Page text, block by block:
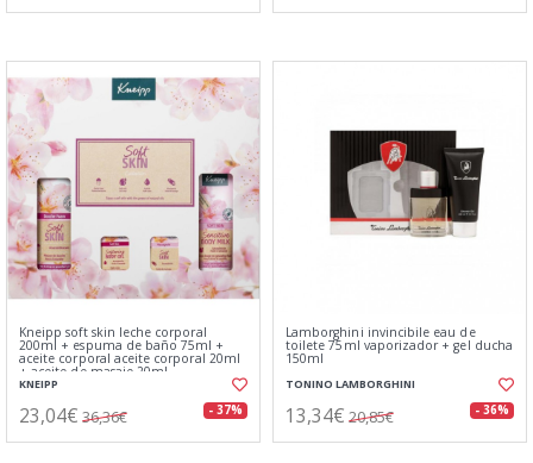
Kneipp soft skin leche corporal
200ml + espuma de baño 75ml +
aceite corporal aceite corporal 20ml
+ aceite de masaje 20ml
KNEIPP
23,04€ 36,36€ - 37%
Lamborghini invincibile eau de
toilete 75ml vaporizador + gel ducha
150ml
TONINO LAMBORGHINI
13,34€ 20,85€ - 36%